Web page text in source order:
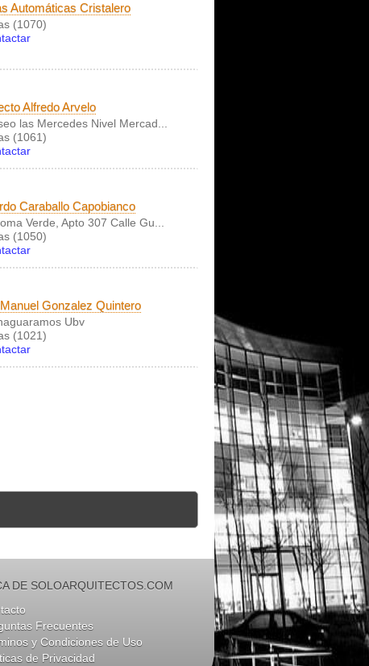
Automáticas Cristalero
(1070)
Alfredo Arvelo
las Mercedes Nivel Mercad...
(1061)
Caraballo Capobianco
Verde, Apto 307 Calle Gu...
(1050)
Gonzalez Quintero
Ubv
(1021)
DE SOLOARQUITECTOS.COM
Frecuentes
y Condiciones de Uso
de Privacidad